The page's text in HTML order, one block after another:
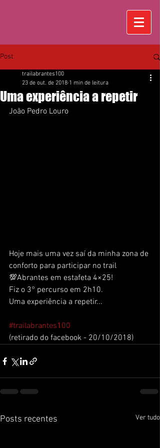
Post
Uma experiência a repetir
trailabrantes100
23 de out. de 2018 1 min de leitura
João Pedro Louro
Hoje mais uma vez saí da minha zona de
conforto para participar no trail
💯Abrantes em estafeta 4×25!
Fiz o 3° percurso em 2h10.
Uma experiência a repetir...
#trailabrantes100
(retirado do facebook - 20/10/2018)
Posts recentes Ver tudo